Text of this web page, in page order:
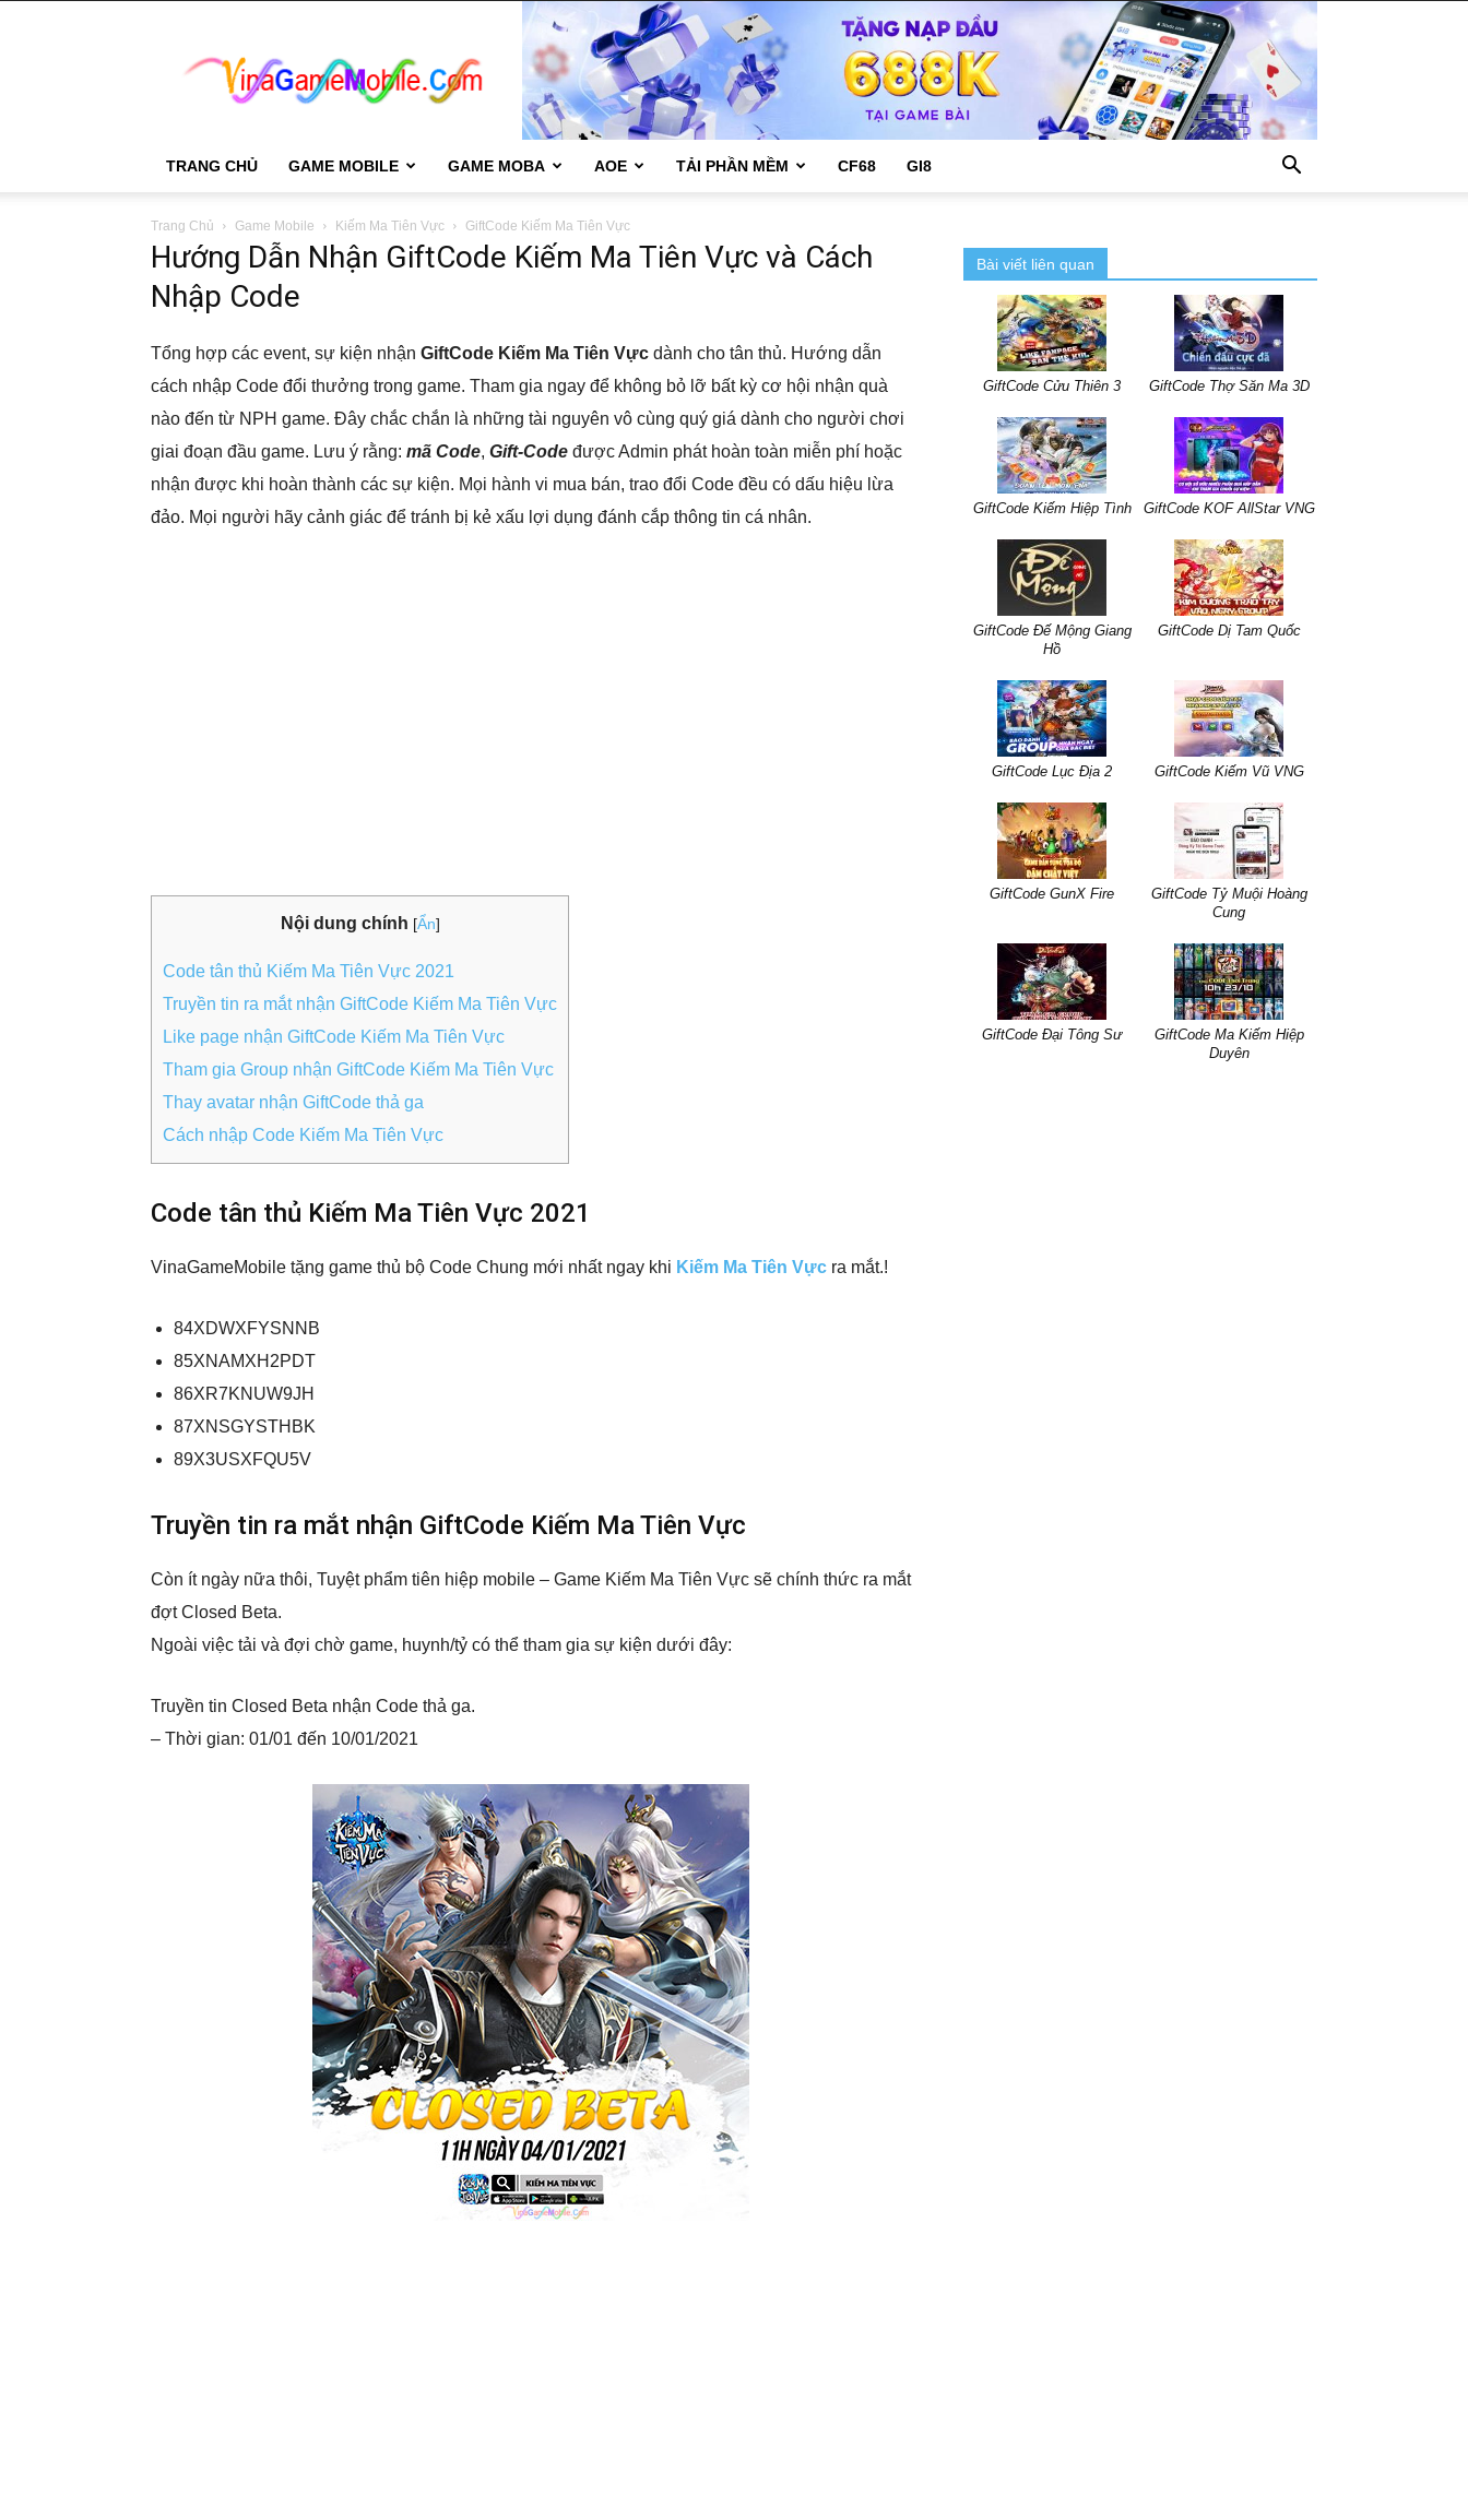
Mobile
TRANG CHỦ GAME MOBILE GAME MOBA AOE TẢI PHẦN MỀM CF68 GI8
Trang Chủ Game Mobile Kiếm Ma Tiên Vực GiftCode Kiếm Ma Tiên Vực
Hướng Dẫn Nhận GiftCode Kiếm Ma Tiên Vực và Cách
Nhập Code
Tổng hợp các event, sự kiện nhận GiftCode Kiếm Ma Tiên Vực dành cho tân thủ. Hướng dẫn
cách nhập Code đổi thưởng trong game. Tham gia ngay để không bỏ lỡ bất kỳ cơ hội nhận quà
nào đến từ NPH game. Đây chắc chắn là những tài nguyên vô cùng quý giá dành cho người chơi
giai đoạn đầu game. Lưu ý rằng: mã Code, Gift-Code được Admin phát hoàn toàn miễn phí hoặc
nhận được khi hoàn thành các sự kiện. Mọi hành vi mua bán, trao đổi Code đều có dấu hiệu lừa
đảo. Mọi người hãy cảnh giác để tránh bị kẻ xấu lợi dụng đánh cắp thông tin cá nhân.
Nội dung chính [Ẩn]
Code tân thủ Kiếm Ma Tiên Vực 2021
Truyền tin ra mắt nhận GiftCode Kiếm Ma Tiên Vực
Like page nhận GiftCode Kiếm Ma Tiên Vực
Tham gia Group nhận GiftCode Kiếm Ma Tiên Vực
Thay avatar nhận GiftCode thả ga
Cách nhập Code Kiếm Ma Tiên Vực
Code tân thủ Kiếm Ma Tiên Vực 2021
VinaGameMobile tặng game thủ bộ Code Chung mới nhất ngay khi Kiếm Ma Tiên Vực ra mắt.!
84XDWXFYSNNB
85XNAMXH2PDT
86XR7KNUW9JH
87XNSGYSTHBK
89X3USXFQU5V
Truyền tin ra mắt nhận GiftCode Kiếm Ma Tiên Vực
Còn ít ngày nữa thôi, Tuyệt phẩm tiên hiệp mobile – Game Kiếm Ma Tiên Vực sẽ chính thức ra mắt
đợt Closed Beta.
Ngoài việc tải và đợi chờ game, huynh/tỷ có thể tham gia sự kiện dưới đây:
Truyền tin Closed Beta nhận Code thả ga.
– Thời gian: 01/01 đến 10/01/2021
Bài viết liên quan
GiftCode Cửu Thiên 3 GiftCode Thợ Săn Ma 3D
GiftCode Kiếm Hiệp Tình GiftCode KOF AllStar VNG
GiftCode Đế Mộng Giang
Hồ
GiftCode Dị Tam Quốc
GiftCode Lục Địa 2 GiftCode Kiếm Vũ VNG
GiftCode GunX Fire
GiftCode Tỷ Muội Hoàng
Cung
GiftCode Đại Tông Sư
GiftCode Ma Kiếm Hiệp
Duyên